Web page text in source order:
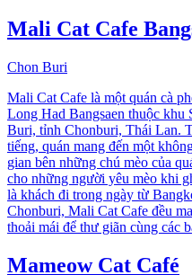
Mali Cat Cafe
Chon Buri
Mali Cat Cafe là một quán cà
Long Had Bangsaen thuộc khu
Buri, tỉnh Chonburi, Thái Lan.
tiếng, quán mang đến một
gian bên những chú mèo của
cho những người yêu mèo khi
là khách đi trong ngày từ
Chonburi, Mali Cat Cafe đều
thoải mái để thư giãn cùng các
Mameow Cat Café